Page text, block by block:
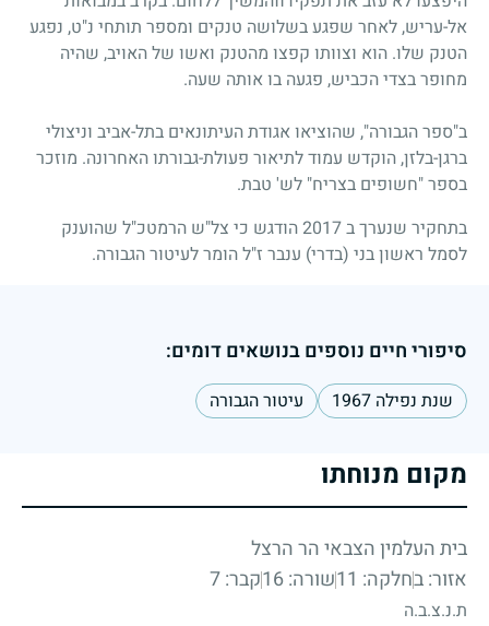
אל-עריש, לאחר שפגע בשלושה טנקים ומספר תותחי נ"ט, נפגע
הטנק שלו. הוא וצוותו קפצו מהטנק ואשו של האויב, שהיה
מחופר בצדי הכביש, פגעה בו אותה שעה.
ב"ספר הגבורה", שהוציאו אגודת העיתונאים בתל-אביב וניצולי
ברגן-בלזן, הוקדש עמוד לתיאור פעולת-גבורתו האחרונה. מוזכר
בספר "חשופים בצריח" לש' טבת.
בתחקיר שנערך ב 2017 הודגש כי צל"ש הרמטכ"ל שהוענק
לסמל ראשון בני (בדרי) ענבר ז"ל הומר לעיטור הגבורה.
סיפורי חיים נוספים בנושאים דומים:
שנת נפילה 1967 עיטור הגבורה
מקום מנוחתו
בית העלמין הצבאי הר הרצל
אזור: בחלקה: 11 שורה: 16 קבר: 7
ת.נ.צ.ב.ה